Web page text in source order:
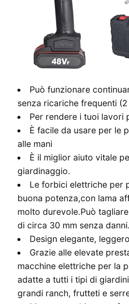
Può funzionare
senza ricariche frequenti
Per rendere i tuoi lavori
È facile da usare per le
alle mani
È il miglior aiuto vitale
giardinaggio.
Le forbici elettriche per
buona potenza,con lama
molto durevole.Può
di circa 30 mm senza danni.
Design elegante, leggero
Grazie alle elevate
macchine elettriche per la
adatte a tutti i tipi di
grandi ranch, frutteti e